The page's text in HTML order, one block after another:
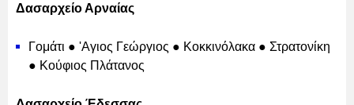
Δασαρχείο Αρναίας
Γομάτι ● 'Αγιος Γεώργιος ● Κοκκινόλακα ● Στρατονίκη
● Κούφιος Πλάτανος